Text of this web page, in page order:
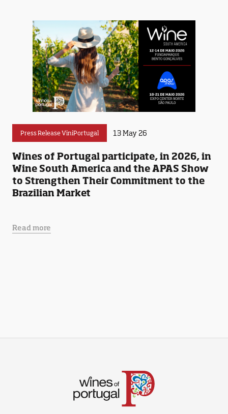
Press Release ViniPortugal 13 May 26
Wines of Portugal participate, in 2026, in
Wine South America and the APAS Show
to Strengthen Their Commitment to the
Brazilian Market
Read more